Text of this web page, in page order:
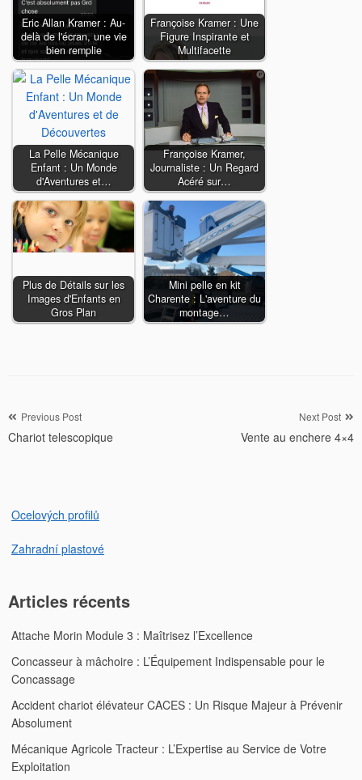
Eric Allan Kramer : Au-
delà de l'écran, une vie
bien remplie
Françoise Kramer : Une
Figure Inspirante et
Multifacette
La Pelle Mécanique
Enfant : Un Monde
d'Aventures et…
Françoise Kramer,
Journaliste : Un Regard
Acéré sur…
Plus de Détails sur les
Images d'Enfants en
Gros Plan
Mini pelle en kit
Charente : L'aventure du
montage…
Navigation
de
Previous Post
Chariot telescopique
Next Post
Vente au enchere 4×4
Ocelových profilů
Zahradní plastové
Articles récents
Attache Morin Module 3 : Maîtrisez l’Excellence
Concasseur à mâchoire : L’Équipement Indispensable pour le
Concassage
Accident chariot élévateur CACES : Un Risque Majeur à Prévenir
Absolument
Mécanique Agricole Tracteur : L’Expertise au Service de Votre
Exploitation